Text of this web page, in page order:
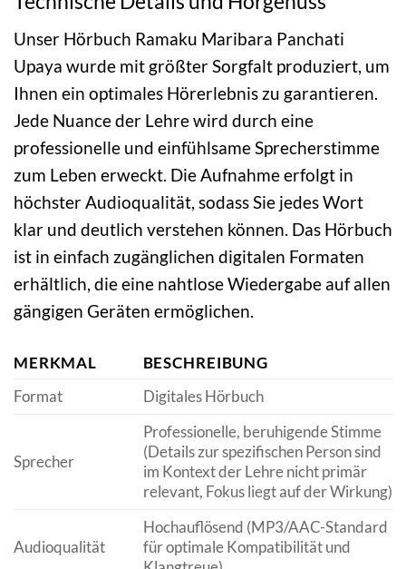
Unser Hörbuch Ramaku Maribara Panchati
Upaya wurde mit größter Sorgfalt produziert, um
Ihnen ein optimales Hörerlebnis zu garantieren.
Jede Nuance der Lehre wird durch eine
professionelle und einfühlsame Sprecherstimme
zum Leben erweckt. Die Aufnahme erfolgt in
höchster Audioqualität, sodass Sie jedes Wort
klar und deutlich verstehen können. Das Hörbuch
ist in einfach zugänglichen digitalen Formaten
erhältlich, die eine nahtlose Wiedergabe auf allen
gängigen Geräten ermöglichen.
MERKMAL
BESCHREIBUNG
Format
Digitales Hörbuch
Sprecher
Professionelle, beruhigende Stimme
(Details zur spezifischen Person sind
im Kontext der Lehre nicht primär
relevant, Fokus liegt auf der Wirkung)
Audioqualität
Hochauflösend (MP3/AAC-Standard
für optimale Kompatibilität und